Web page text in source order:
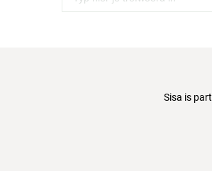
Sisa is